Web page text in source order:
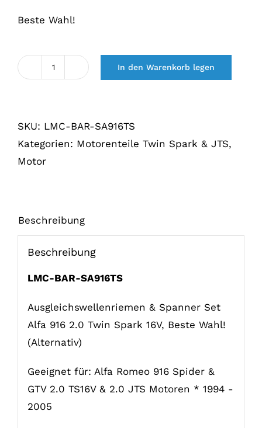
Beste Wahl!
Balansasriem
set
Alfa
16V
Alternatief!
Menge
In den Warenkorb legen
SKU: LMC-BAR-SA916TS
Kategorien: Motorenteile Twin Spark & JTS,
Motor
Beschreibung
Beschreibung
LMC-BAR-SA916TS
Ausgleichswellenriemen & Spanner Set
Alfa 916 2.0 Twin Spark 16V, Beste Wahl!
(Alternativ)
Geeignet für: Alfa Romeo 916 Spider &
GTV 2.0 TS16V & 2.0 JTS Motoren * 1994 -
2005